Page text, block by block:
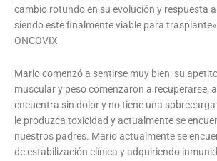
cambio rotundo en su evolución y respuesta
siendo este finalmente viable para
ONCOVIX
Mario comenzó a sentirse muy bien; su
muscular y peso comenzaron a recuperarse,
encuentra sin dolor y no tiene una
le produzca toxicidad y actualmente se
nuestros padres. Mario actualmente se
de estabilización clínica y adquiriendo